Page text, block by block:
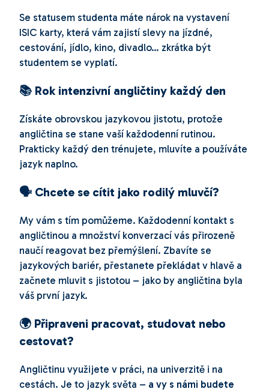
Se statusem studenta máte nárok na vystavení
ISIC karty, která vám zajistí slevy na jízdné,
cestování, jídlo, kino, divadlo… zkrátka být
studentem se vyplatí.
📚 Rok intenzivní angličtiny každý den
Získáte obrovskou jazykovou jistotu, protože
angličtina se stane vaší každodenní rutinou.
Prakticky každý den trénujete, mluvíte a používáte
jazyk naplno.
🗣 Chcete se cítit jako rodilý mluvčí?
My vám s tím pomůžeme. Každodenní kontakt s
angličtinou a množství konverzací vás přirozeně
naučí reagovat bez přemýšlení. Zbavíte se
jazykových bariér, přestanete překládat v hlavě a
začnete mluvit s jistotou – jako by angličtina byla
váš první jazyk.
🌍 Připraveni pracovat, studovat nebo
cestovat?
Angličtinu využijete v práci, na univerzitě i na
cestách. Je to jazyk světa – a vy s námi budete